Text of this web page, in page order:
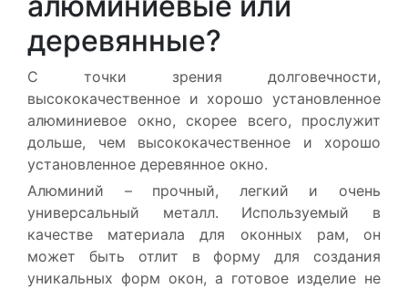
деревянные?
С точки зрения долговечности,
высококачественное и хорошо установленное
алюминиевое окно, скорее всего, прослужит
дольше, чем высококачественное и хорошо
установленное деревянное окно.
Алюминий – прочный, легкий и очень
универсальный металл. Используемый в
качестве материала для оконных рам, он
может быть отлит в форму для создания
уникальных форм окон, а готовое изделие не